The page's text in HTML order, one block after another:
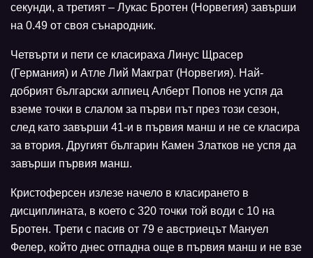
секунди, а третият – Лукас Бротен (Норвегия) завърши
на 0.49 от своя сънародник.
Четвърти и пети се класираха Линус Щрасер
(Германия) и Атле Лий Макграт (Норвегия). Най-
добрият български алпиец Алберт Попов не успя да
вземе точки в слалом за първи път през този сезон,
след като завърши 41-и в първия манш и не се класира
за втория. Другият българин Камен Златков не успя да
завърши първия манш.
Кристоферсен излезе начело в класирането в
дисциплината, в което с 320 точки той води с 10 на
Бротен. Трети с пасив от 79 е австриецът Мануел
Фелер, който днес отпадна още в първия манш и не взе